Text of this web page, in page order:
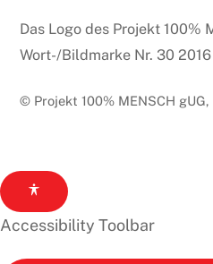
Das Logo des Projekt 100%
Wort-/Bildmarke Nr. 30
© Projekt 100% MENSCH
Accessibility Toolbar